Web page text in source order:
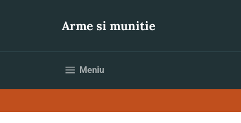
Arme si munitie
MeniuNavigare pe site